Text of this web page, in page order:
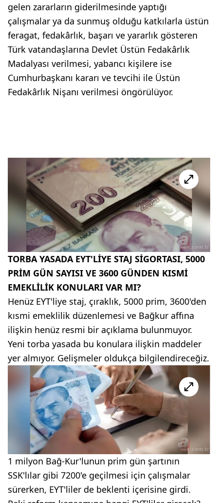
gelen zararların giderilmesinde yaptığı
çalışmalar ya da sunmuş olduğu katkılarla üstün
feragat, fedakârlık, başarı ve yararlık gösteren
Türk vatandaşlarına Devlet Üstün Fedakârlık
Madalyası verilmesi, yabancı kişilere ise
Cumhurbaşkanı kararı ve tevcihi ile Üstün
Fedakârlık Nişanı verilmesi öngörülüyor.
TORBA YASADA EYT'LİYE STAJ SİGORTASI, 5000
PRİM GÜN SAYISI VE 3600 GÜNDEN KISMİ
EMEKLİLİK KONULARI VAR MI?
Henüz EYT'liye staj, çıraklık, 5000 prim, 3600'den
kısmi emeklilik düzenlemesi ve Bağkur affına
ilişkin henüz resmi bir açıklama bulunmuyor.
Yeni torba yasada bu konulara ilişkin maddeler
yer almıyor. Gelişmeler oldukça bilgilendireceğiz.
1 milyon Bağ-Kur'lunun prim gün şartının
SSK'lılar gibi 7200'e geçilmesi için çalışmalar
sürerken, EYT'liler de beklenti içerisine girdi.